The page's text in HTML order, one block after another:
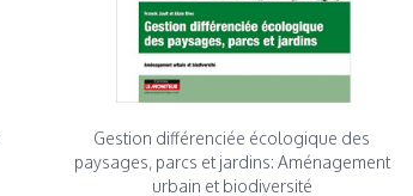
Gestion différenciée écologique des
paysages, parcs et jardins: Aménagement
urbain et biodiversité